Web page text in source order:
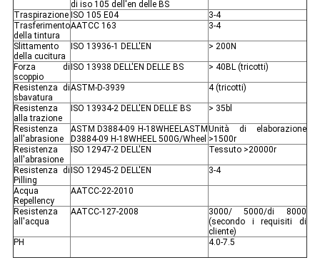
di iso 105 dell'en delle BS
Traspirazione ISO 105 E04
3-4
Trasferimento
della tintura
AATCC 163 3-4
Slittamento
della cucitura
ISO 13936-1 DELL'EN > 200N
Forza di
scoppio
ISO 13938 DELL'EN DELLE BS > 40BL (tricotti)
Resistenza di
sbavatura
ASTM-D-3939 4 (tricotti)
Resistenza
alla trazione
ISO 13934-2 DELL'EN DELLE BS > 35bl
Resistenza
all'abrasione
ASTM D3884-09 H-18WHEELASTM
D3884-09 H-18WHEEL 500G/Wheel
Unità di elaborazione
>1500r
Resistenza
all'abrasione
ISO 12947-2 DELL'EN Tessuto >20000r
Resistenza di
Pilling
ISO 12945-2 DELL'EN 3-4
Acqua
Repellency
AATCC-22-2010
Resistenza
all'acqua
AATCC-127-2008
3000/ 5000/di 8000
(secondo i requisiti di
cliente)
PH
4.0-7.5